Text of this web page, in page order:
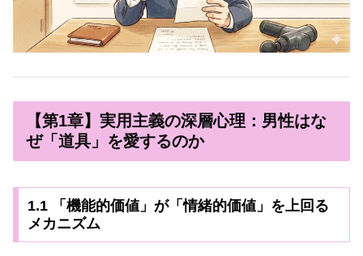
【第1章】実用主義の深層心理：男性はな
ぜ「道具」を愛するのか
1.1 「機能的価値」が「情緒的価値」を上回る
メカニズム